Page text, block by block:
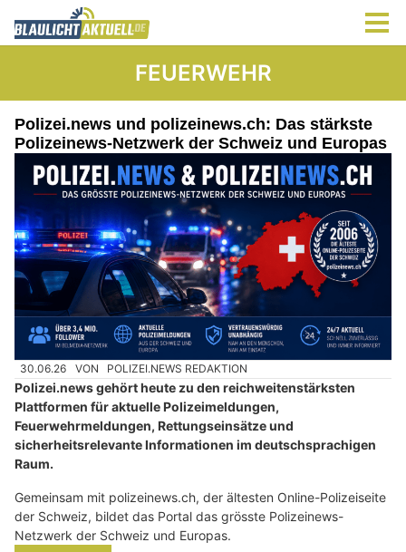
FEUERWEHR
Polizei.news und polizeinews.ch: Das stärkste
Polizeinews-Netzwerk der Schweiz und Europas
30.06.26 VON POLIZEI.NEWS REDAKTION
Polizei.news gehört heute zu den reichweitenstärksten
Plattformen für aktuelle Polizeimeldungen,
Feuerwehrmeldungen, Rettungseinsätze und
sicherheitsrelevante Informationen im deutschsprachigen
Raum.
Gemeinsam mit polizeinews.ch, der ältesten Online-Polizeiseite
der Schweiz, bildet das Portal das grösste Polizeinews-
Netzwerk der Schweiz und Europas.